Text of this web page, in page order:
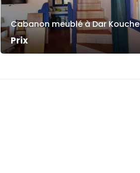
Cabanon meublé à Dar Kouche
Prix